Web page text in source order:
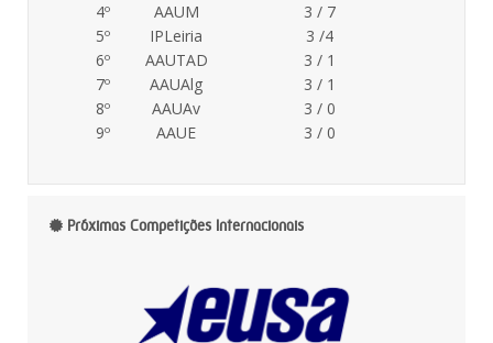
4º
AAUM
3 / 7
5º
IPLeiria
3 /4
6º
AAUTAD
3 / 1
7º
AAUAlg
3 / 1
8º
AAUAv
3 / 0
9º
AAUE 3 / 0
Próximas Competições Internacionais